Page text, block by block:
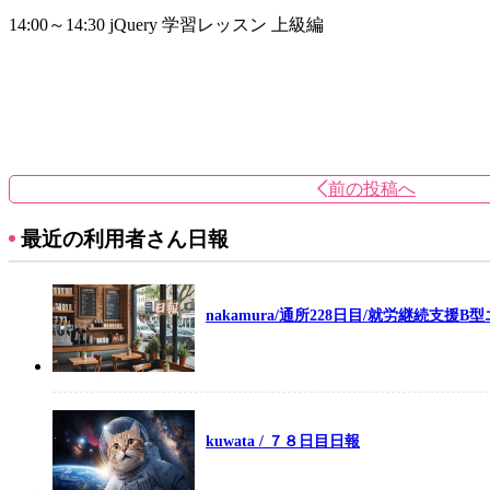
14:00～14:30 jQuery 学習レッスン 上級編
前の投稿へ
最近の利用者さん日報
nakamura/通所228日目/就労継続支援B型
kuwata / ７８日目日報